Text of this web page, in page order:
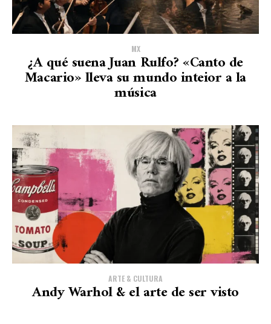
MX
¿A qué suena Juan Rulfo? «Canto de
Macario» lleva su mundo inteior a la
música
ARTE & CULTURA
Andy Warhol & el arte de ser visto